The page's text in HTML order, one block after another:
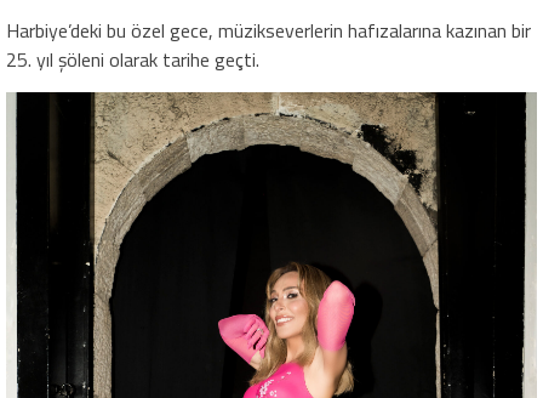
Harbiye’deki bu özel gece, müzikseverlerin hafızalarına kazınan bir
25. yıl şöleni olarak tarihe geçti.